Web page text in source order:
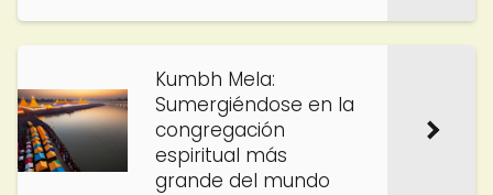
Kumbh Mela:
Sumergiéndose en la
congregación
espiritual más
grande del mundo